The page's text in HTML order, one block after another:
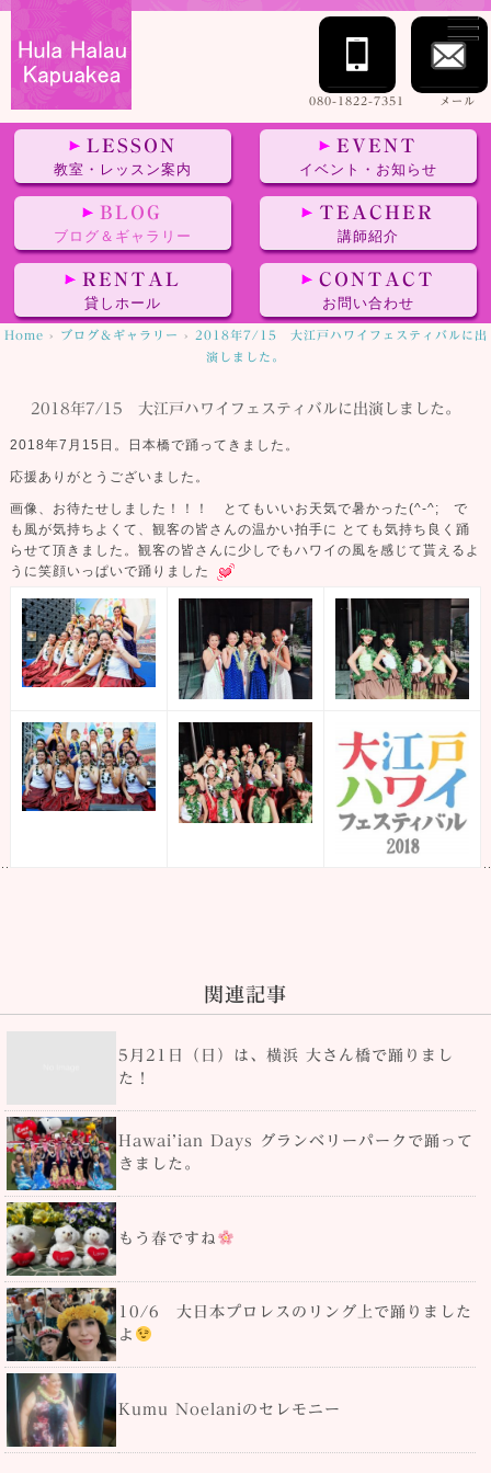
080-1822-7351 メール
LESSON
教室・レッスン案内
EVENT
イベント・お知らせ
BLOG
ブログ＆ギャラリー
TEACHER
講師紹介
RENTAL
貸しホール
CONTACT
お問い合わせ
Home › ブログ＆ギャラリー ›
2018年7/15 大江戸ハワイフェスティバルに出
演しました。
2018年7/15 大江戸ハワイフェスティバルに出演しました。
2018年7月15日。日本橋で踊ってきました。
応援ありがとうございました。
画像、お待たせしました！！！ とてもいいお天気で暑かった(^-^; で
も風が気持ちよくて、観客の皆さんの温かい拍手に とても気持ち良く踊
らせて頂きました。観客の皆さんに少しでもハワイの風を感じて貰えるよ
うに笑顔いっぱいで踊りました
関連記事
5月21日（日）は、横浜 大さん橋で踊りまし
た！
Hawai’ian Days グランベリーパークで踊って
きました。
もう春ですね
10/6 大日本プロレスのリング上で踊りました
よ
Kumu Noelaniのセレモニー